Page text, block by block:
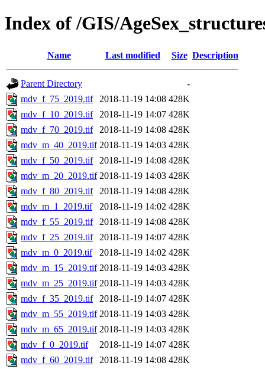
Index of /GIS/
Name Last modified Size Description
Parent Directory
-
mdv_f_75_2019.tif
2018-11-19 14:08 428K
mdv_f_10_2019.tif
2018-11-19 14:07 428K
mdv_f_70_2019.tif
2018-11-19 14:08 428K
mdv_m_40_2019.tif 2018-11-19 14:03 428K
mdv_f_50_2019.tif
2018-11-19 14:08 428K
mdv_m_20_2019.tif 2018-11-19 14:03 428K
mdv_f_80_2019.tif
2018-11-19 14:08 428K
mdv_m_1_2019.tif
2018-11-19 14:02 428K
mdv_f_55_2019.tif
2018-11-19 14:08 428K
mdv_f_25_2019.tif
2018-11-19 14:07 428K
mdv_m_0_2019.tif
2018-11-19 14:02 428K
mdv_m_15_2019.tif 2018-11-19 14:03 428K
mdv_m_25_2019.tif 2018-11-19 14:03 428K
mdv_f_35_2019.tif
2018-11-19 14:07 428K
mdv_m_55_2019.tif 2018-11-19 14:03 428K
mdv_m_65_2019.tif 2018-11-19 14:03 428K
mdv_f_0_2019.tif
2018-11-19 14:07 428K
mdv_f_60_2019.tif
2018-11-19 14:08 428K